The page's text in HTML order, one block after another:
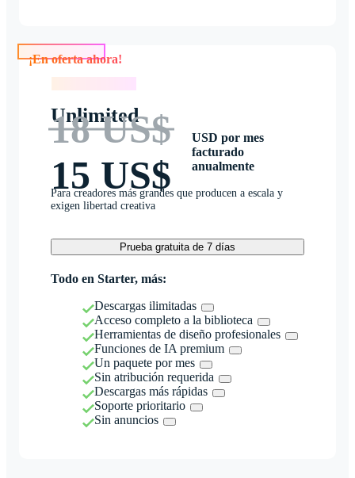
Unlimited
18 US$
15 US$
USD por mes
facturado
anualmente
Para creadores más grandes que producen a escala y
exigen libertad creativa
Prueba gratuita de 7 días
Todo en Starter, más:
Descargas ilimitadas
Acceso completo a la biblioteca
Herramientas de diseño profesionales
Funciones de IA premium
Un paquete por mes
Sin atribución requerida
Descargas más rápidas
Soporte prioritario
Sin anuncios